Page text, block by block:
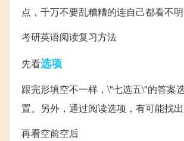
点，千万不要乱糟糟的连自己都看不明
考研英语阅读复习方法
先看选项
跟完形填空不一样，\"七选五\"的答案
置。另外，通过阅读选项，有可能找
再看空前空后